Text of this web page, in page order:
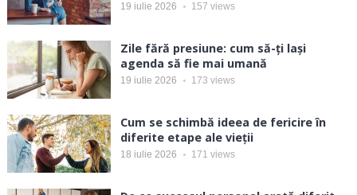
19 iulie 2026 157 views
Zile fără presiune: cum să-ți lași
agenda să fie mai umană
19 iulie 2026 173 views
Cum se schimbă ideea de fericire în
diferite etape ale vieții
18 iulie 2026 171 views